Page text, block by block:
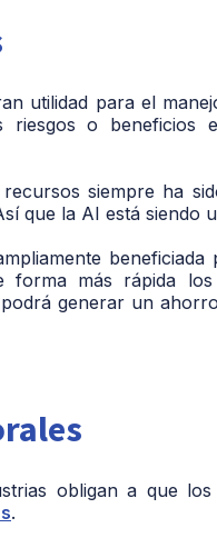
utilidad para el
riesgos o beneficios
recursos siempre ha
que la AI está siendo
forma más rápida
generar un
obligan a que
.